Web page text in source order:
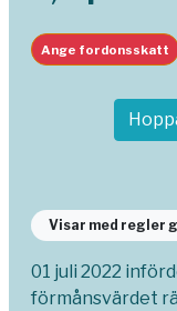
Ange fordonsskatt
Visar med regler
01 juli 2022
förmånsvärdet